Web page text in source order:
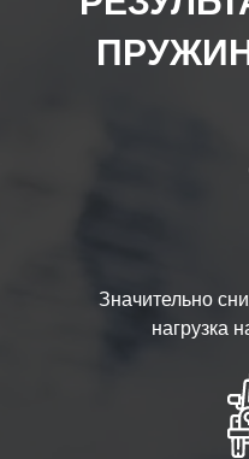
Значительно
нагрузка